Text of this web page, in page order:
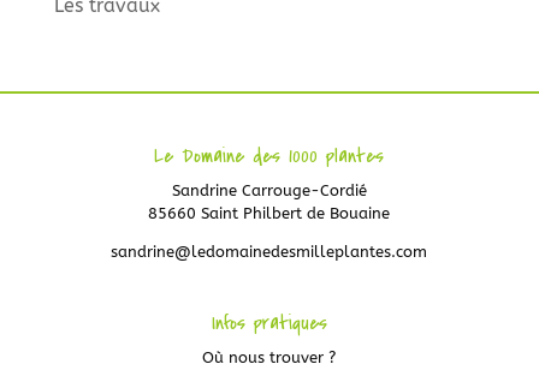
Les travaux
Le Domaine des 1000 plantes
Sandrine Carrouge-Cordié
85660 Saint Philbert de Bouaine
sandrine@ledomainedesmilleplantes.com
Infos pratiques
Où nous trouver ?